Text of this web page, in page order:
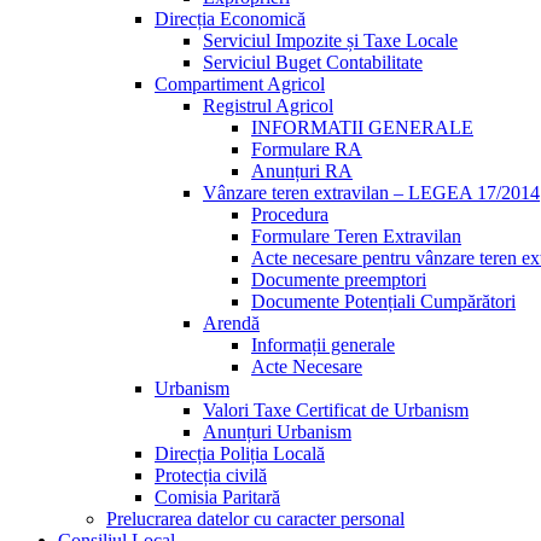
Direcția Economică
Serviciul Impozite și Taxe Locale
Serviciul Buget Contabilitate
Compartiment Agricol
Registrul Agricol
INFORMATII GENERALE
Formulare RA
Anunțuri RA
Vânzare teren extravilan – LEGEA 17/2014
Procedura
Formulare Teren Extravilan
Acte necesare pentru vânzare teren
Documente preemptori
Documente Potențiali Cumpărători
Arendă
Informații generale
Acte Necesare
Urbanism
Valori Taxe Certificat de Urbanism
Anunțuri Urbanism
Direcția Poliția Locală
Protecția civilă
Comisia Paritară
Prelucrarea datelor cu caracter personal